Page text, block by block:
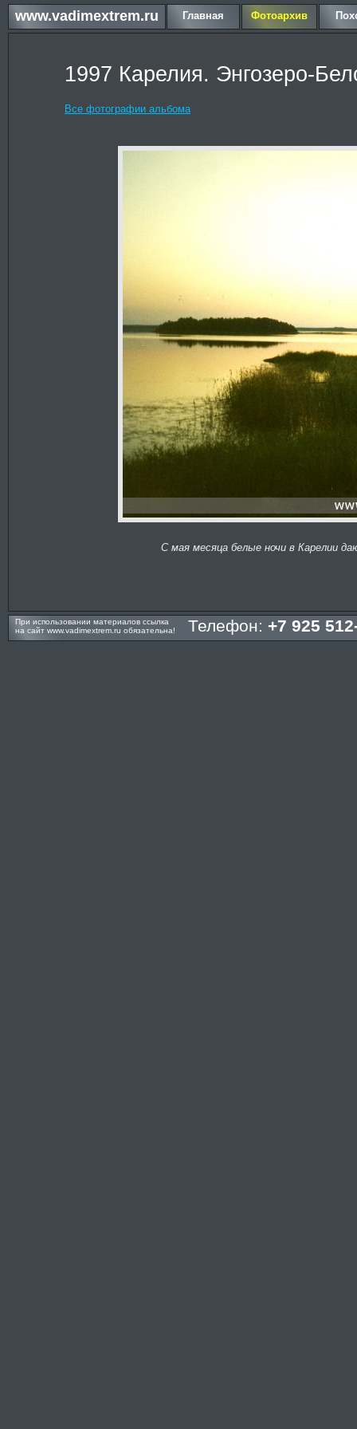
www.vadimextrem.ru Главная Фотоархив
1997 Карелия. Энгозеро-
Все фотографии альбома
С мая месяца белые ночи в Карелии
При использовании материалов ссылка
на сайт www.vadimextrem.ru обязательна! Телефон: +7 925